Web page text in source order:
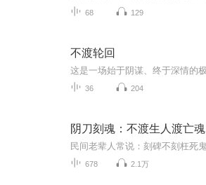
68 129
不渡轮回
36 204
阴刀刻魂：不渡生人渡亡魂
678 2.1万